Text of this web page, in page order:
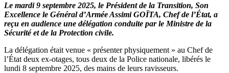
Le mardi 9 septembre 2025, le Président de la Transition, Son
Excellence le Général d’Armée Assimi GOÏTA, Chef de l’État, a
reçu en audience une délégation conduite par le Ministre de la
Sécurité et de la Protection civile.
La délégation était venue « présenter physiquement » au Chef de
l’État deux ex-otages, tous deux de la Police nationale, libérés le
lundi 8 septembre 2025, des mains de leurs ravisseurs.